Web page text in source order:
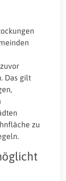
Das gilt
zu